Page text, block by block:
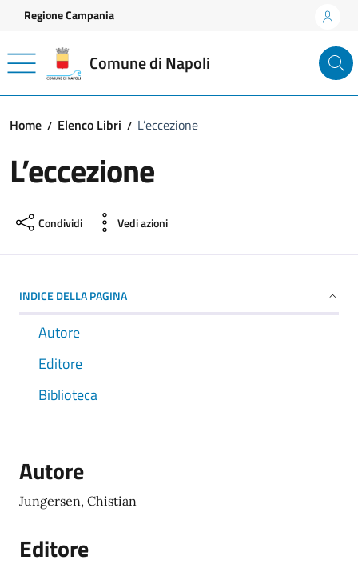
Vai ai contenuti
Vai al footer
Regione Campania
Comune di Napoli
Home Elenco Libri L’eccezione
L’eccezione
Condividi Vedi azioni
INDICE DELLA PAGINA
Autore
Editore
Biblioteca
Autore
Jungersen, Chistian
Editore